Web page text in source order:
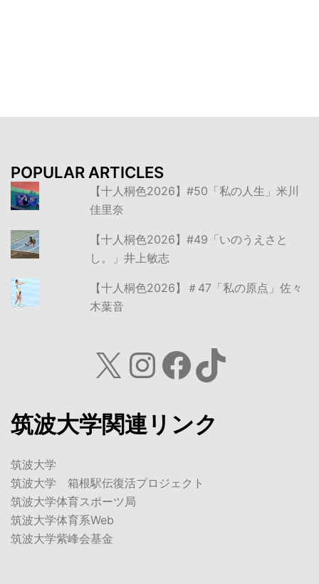
POPULAR ARTICLES
【十人桐色2026】#50「私の人生」米川
佳里奈
【十人桐色2026】#49「いのうえさと
し。」井上敏志
【十人桐色2026】＃47「私の原点」佐々
木葉音
X Instagram
Facebook
TikTok
筑波大学関連リンク
筑波大学
筑波大学 箱根駅伝復活プロジェクト
筑波大学体育スポーツ局
筑波大学体育系Web
筑波大学紫峰会基金